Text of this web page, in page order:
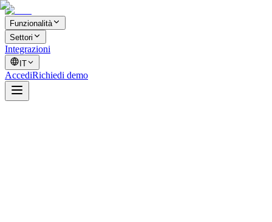
Funzionalità
Settori
Integrazioni
IT
AccediRichiedi demo